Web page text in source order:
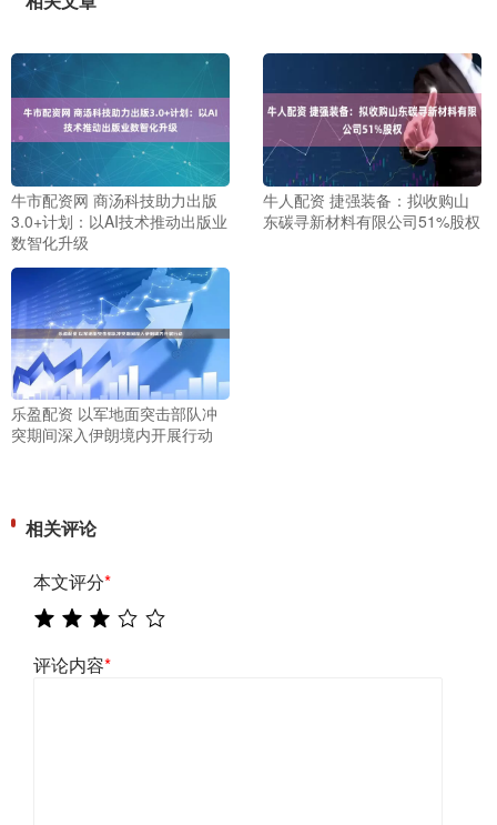
牛市配资网 商汤科技助力出版
3.0+计划：以AI技术推动出版业
数智化升级
牛人配资 捷强装备：拟收购山
东碳寻新材料有限公司51%股权
乐盈配资 以军地面突击部队冲
突期间深入伊朗境内开展行动
相关评论
本文评分*
评论内容*